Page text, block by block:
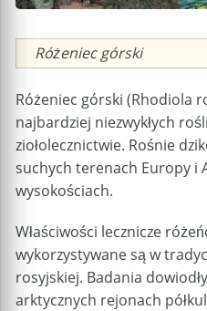
Caption
Różeniec górski
Różeniec górski (Rhodiola
najbardziej niezwykłych
ziołolecznictwie. Rośnie
suchych terenach Europy i
wysokościach.
Właściwości lecznicze
wykorzystywane są w
rosyjskiej. Badania
arktycznych rejonach